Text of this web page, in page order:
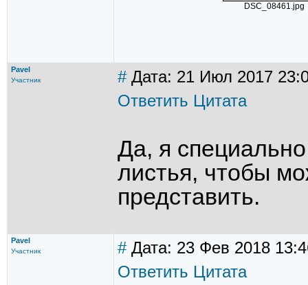
DSC_08461.jpg
Pavel
Участник #Дата: 21 Июл 2017
Ответить Цитата
Да, я
листья, чтобы
представить.
Pavel
Участник #Дата: 23 Фев 2018
Ответить Цитата